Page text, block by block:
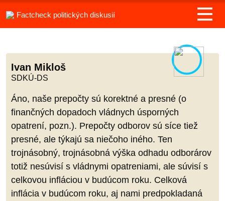
Factcheck politických diskusií
Ivan Mikloš
SDKÚ-DS
Áno, naše prepočty sú korektné a presné (o
finančných dopadoch vládnych úsporných
opatrení, pozn.). Prepočty odborov sú síce tiež
presné, ale týkajú sa niečoho iného. Ten
trojnásobný, trojnásobná výška odhadu odborárov
totiž nesúvisí s vládnymi opatreniami, ale súvisí s
celkovou infláciou v budúcom roku. Celková
inflácia v budúcom roku, aj nami predpokladaná